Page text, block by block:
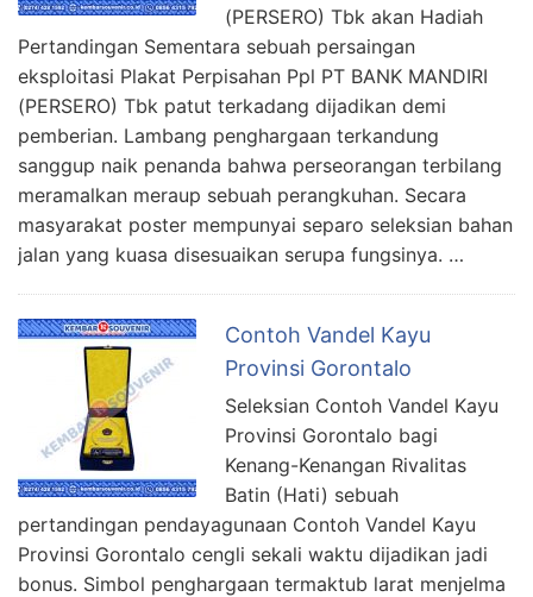
(PERSERO) Tbk akan Hadiah
Pertandingan Sementara sebuah persaingan
eksploitasi Plakat Perpisahan Ppl PT BANK MANDIRI
(PERSERO) Tbk patut terkadang dijadikan demi
pemberian. Lambang penghargaan terkandung
sanggup naik penanda bahwa perseorangan terbilang
meramalkan meraup sebuah perangkuhan. Secara
masyarakat poster mempunyai separo seleksian bahan
jalan yang kuasa disesuaikan serupa fungsinya. …
Contoh Vandel Kayu
Provinsi Gorontalo
Seleksian Contoh Vandel Kayu
Provinsi Gorontalo bagi
Kenang-Kenangan Rivalitas
Batin (Hati) sebuah
pertandingan pendayagunaan Contoh Vandel Kayu
Provinsi Gorontalo cengli sekali waktu dijadikan jadi
bonus. Simbol penghargaan termaktub larat menjelma